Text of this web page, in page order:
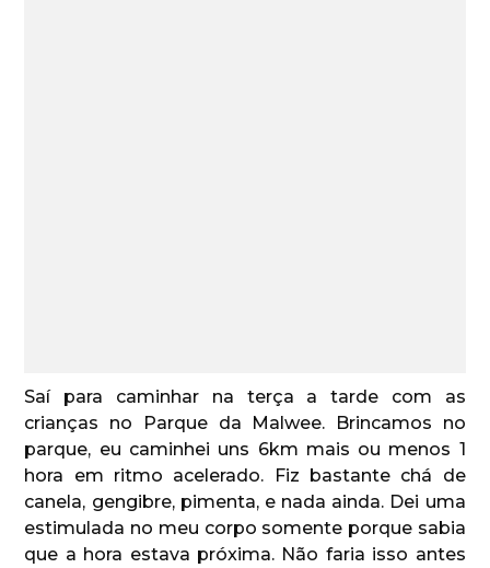
Saí para caminhar na terça a tarde com as
crianças no Parque da Malwee. Brincamos no
parque, eu caminhei uns 6km mais ou menos 1
hora em ritmo acelerado. Fiz bastante chá de
canela, gengibre, pimenta, e nada ainda. Dei uma
estimulada no meu corpo somente porque sabia
que a hora estava próxima. Não faria isso antes